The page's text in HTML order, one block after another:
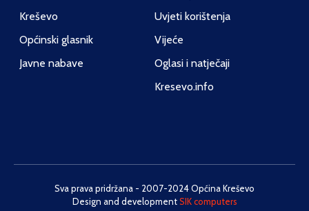
Kreševo
Općinski glasnik
Javne nabave
Uvjeti korištenja
Vijeće
Oglasi i natječaji
Kresevo.info
Sva prava pridržana - 2007-2024 Općina Kreševo
Design and developmentSIK computers